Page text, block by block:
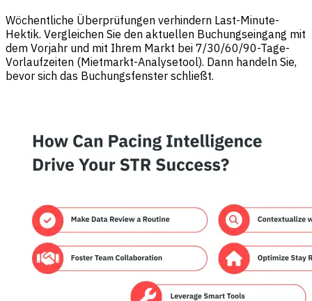
Wöchentliche Überprüfungen verhindern Last-Minute-
Hektik. Vergleichen Sie den aktuellen Buchungseingang mit
dem Vorjahr und mit Ihrem Markt bei 7/30/60/90-Tage-
Vorlaufzeiten (Mietmarkt-Analysetool). Dann handeln Sie,
bevor sich das Buchungsfenster schließt.